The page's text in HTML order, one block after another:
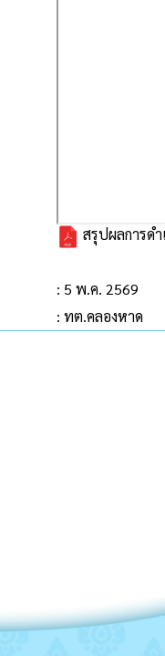
สรุปผลการด
: 5 พ.ค. 2569
: ทต.คลองหาด